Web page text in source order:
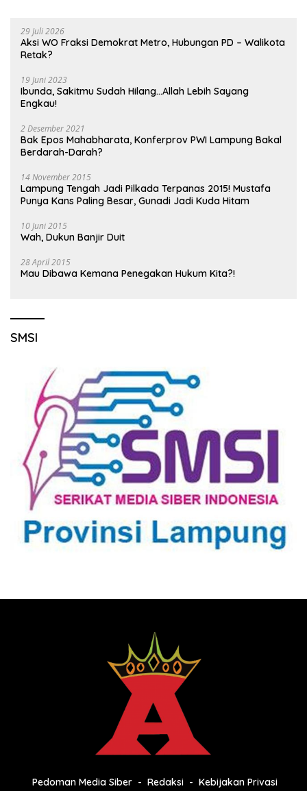
29 Juli 2026
Aksi WO Fraksi Demokrat Metro, Hubungan PD – Walikota
Retak?
19 Juni 2023
Ibunda, Sakitmu Sudah Hilang…Allah Lebih Sayang
Engkau!
2 Desember 2021
Bak Epos Mahabharata, Konferprov PWI Lampung Bakal
Berdarah-Darah?
14 November 2015
Lampung Tengah Jadi Pilkada Terpanas 2015! Mustafa
Punya Kans Paling Besar, Gunadi Jadi Kuda Hitam
10 Juni 2015
Wah, Dukun Banjir Duit
28 April 2015
Mau Dibawa Kemana Penegakan Hukum Kita?!
SMSI
Pedoman Media Siber Redaksi Kebijakan Privasi